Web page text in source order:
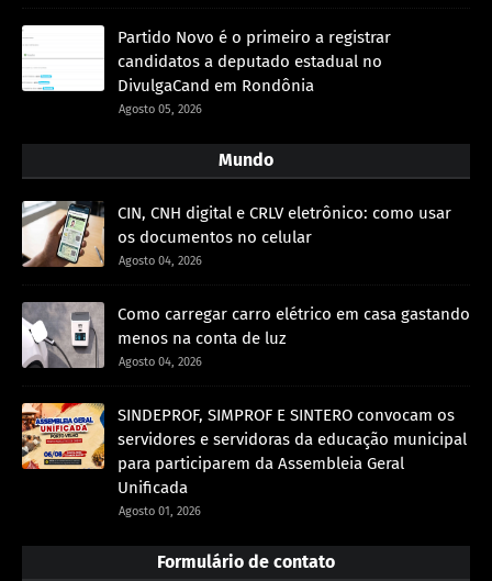
Partido Novo é o primeiro a registrar
candidatos a deputado estadual no
DivulgaCand em Rondônia
Agosto 05, 2026
Mundo
CIN, CNH digital e CRLV eletrônico: como usar
os documentos no celular
Agosto 04, 2026
Como carregar carro elétrico em casa gastando
menos na conta de luz
Agosto 04, 2026
SINDEPROF, SIMPROF E SINTERO convocam os
servidores e servidoras da educação municipal
para participarem da Assembleia Geral
Unificada
Agosto 01, 2026
Formulário de contato